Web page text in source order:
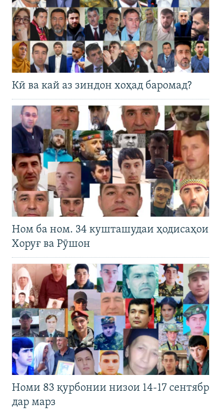
Кӣ ва кай аз зиндон хоҳад баромад?
Ном ба ном. 34 кушташудаи ҳодисаҳои
Хоруғ ва Рӯшон
Номи 83 қурбонии низои 14-17 сентябр
дар марз